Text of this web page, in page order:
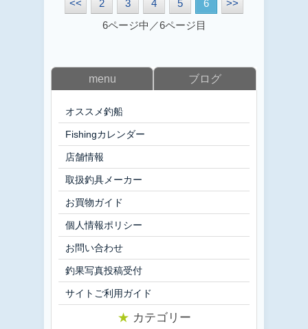
<< 2 3 4 5 6
>>
6ページ中／6ページ目
menu ブログ
オススメ釣船
Fishingカレンダー
店舗情報
取扱釣具メーカー
お買物ガイド
個人情報ポリシー
お問い合わせ
釣果写真投稿受付
サイトご利用ガイド
★ カテゴリー